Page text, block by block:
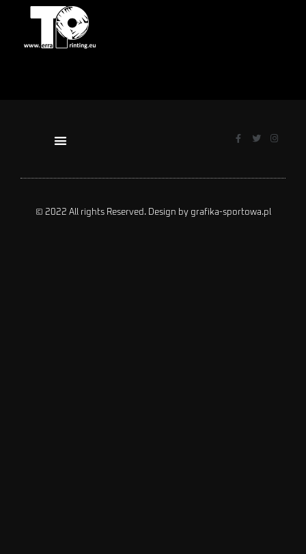
© 2022 All rights Reserved. Design by grafika-sportowa.pl